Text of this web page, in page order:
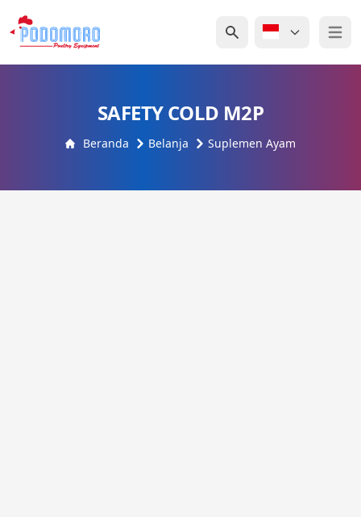
Open
SAFETY COLD M2P
Beranda Belanja Suplemen Ayam